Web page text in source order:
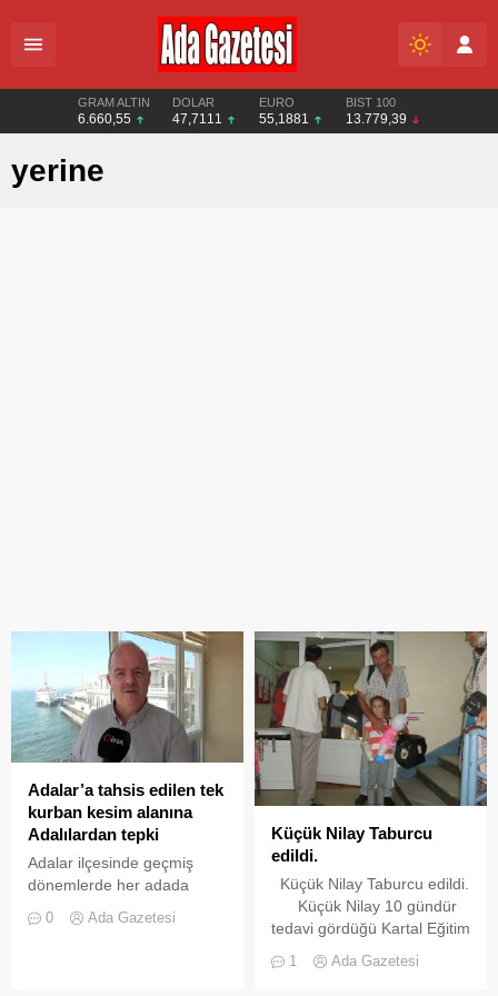
GRAM ALTIN
6.660,55
DOLAR
47,7111
EURO
55,1881
BIST 100
13.779,39
yerine
Adalar’a tahsis edilen tek
kurban kesim alanına
Adalılardan tepki
Adalar ilçesinde geçmiş
dönemlerde her adada
sene kurban kesiminin
0 Ada Gazetesi
Küçük Nilay Taburcu
edildi.
Küçük Nilay Taburcu edildi.
Küçük Nilay 10 gündür
tedavi gördüğü Kartal Eğitim
Kadın Doğum Çocuk
1 Ada Gazetesi